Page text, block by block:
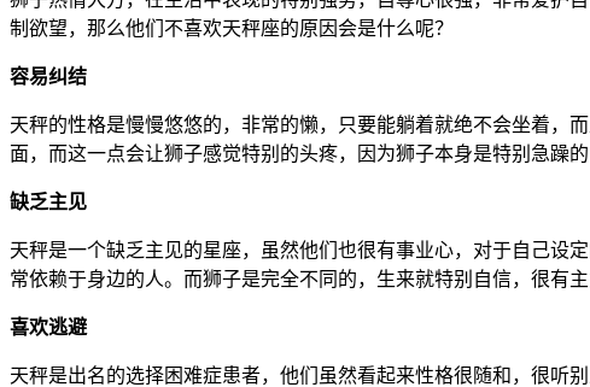
制欲望，那么他们不喜欢天秤座的原因会是什么呢？
容易纠结
天秤的性格是慢慢悠悠的，非常的懒，只要能躺着就绝不会坐着，
面，而这一点会让狮子感觉特别的头疼，因为狮子本身是特别急躁
缺乏主见
天秤是一个缺乏主见的星座，虽然他们也很有事业心，对于自己设
常依赖于身边的人。而狮子是完全不同的，生来就特别自信，很有
喜欢逃避
天秤是出名的选择困难症患者，他们虽然看起来性格很随和，很听